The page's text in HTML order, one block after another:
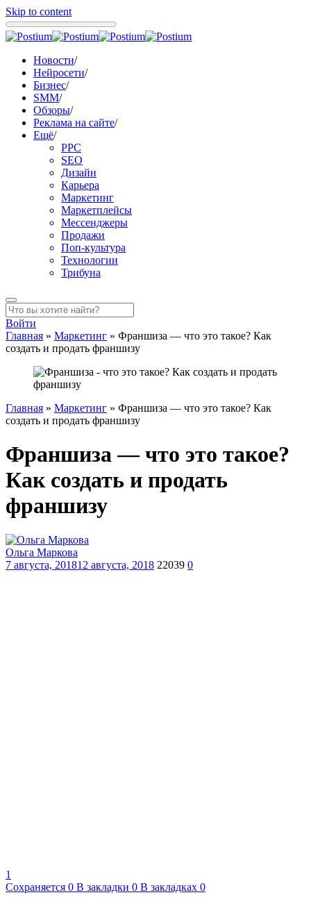
Skip to content
Новости/
Нейросети/
Бизнес/
SMM/
Обзоры/
Реклама на сайте/
Ещё/
PPC
SEO
Дизайн
Карьера
Маркетинг
Маркетплейсы
Мессенджеры
Продажи
Поп-культура
Технологии
Трибуна
Войти
Главная » Маркетинг » Франшиза — что это такое? Как
создать и продать франшизу
Главная » Маркетинг » Франшиза — что это такое? Как
создать и продать франшизу
Франшиза — что это такое?
Как создать и продать
франшизу
Ольга Маркова
7 августа, 201812 августа, 2018 22039 0
1
Сохраняется 0 В закладки 0 В закладках 0